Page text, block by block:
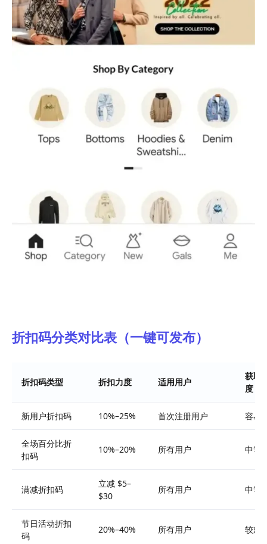
折扣码分类对比表（一键可发布）
折扣码类型 折扣力度 适用用户
获取
度
新用户折扣码 10%–25% 首次注册用户 容易
全场百分比折
扣码
10%–20% 所有用户 中等
满减折扣码
立减 $5–
$30
所有用户 中等
节日活动折扣
码
20%–40% 所有用户 较难